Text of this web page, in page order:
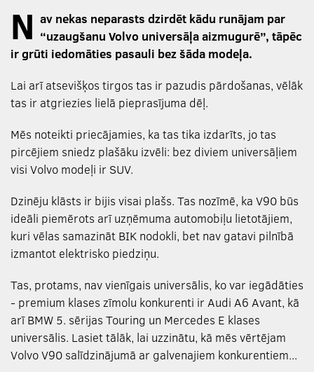
N av nekas neparasts dzirdēt kādu runājam par
“uzaugšanu Volvo universāļa aizmugurē”, tāpēc
ir grūti iedomāties pasauli bez šāda modeļa.
Lai arī atsevišķos tirgos tas ir pazudis pārdošanas, vēlāk
tas ir atgriezies lielā pieprasījuma dēļ.
Mēs noteikti priecājamies, ka tas tika izdarīts, jo tas
pircējiem sniedz plašāku izvēli: bez diviem universāļiem
visi Volvo modeļi ir SUV.
Dzinēju klāsts ir bijis visai plašs. Tas nozīmē, ka V90 būs
ideāli piemērots arī uzņēmuma automobiļu lietotājiem,
kuri vēlas samazināt BIK nodokli, bet nav gatavi pilnībā
izmantot elektrisko piedziņu.
Tas, protams, nav vienīgais universālis, ko var iegādāties
- premium klases zīmolu konkurenti ir Audi A6 Avant, kā
arī BMW 5. sērijas Touring un Mercedes E klases
universālis. Lasiet tālāk, lai uzzinātu, kā mēs vērtējam
Volvo V90 salīdzinājumā ar galvenajiem konkurentiem...